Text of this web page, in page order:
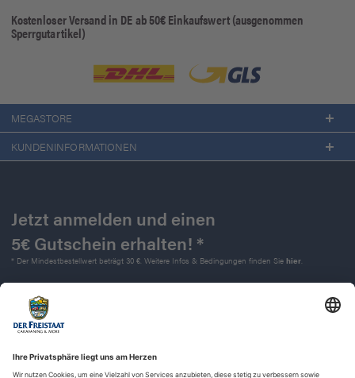
Kostenloser Versand in DE ab 50€ Einkaufswert (ausgenommen
Sperrgutartikel)
MEGASTORE
KUNDENINFORMATIONEN
Jetzt anmelden und einen
5€ Gutschein erhalten! *
* Der Mindestbestellwert beträgt 30 €. Weitere Infos & Bedingungen finden Sie hier.